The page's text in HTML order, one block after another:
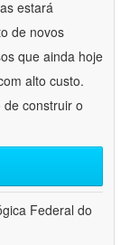
estará
de novos
que ainda hoje
alto custo.
construir o
Federal do